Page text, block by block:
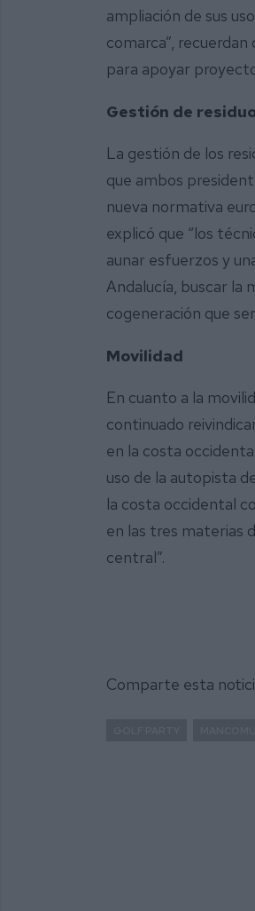
ampliación de sus
comarca”,
para apoyar
Gestión de
La gestión de los
que ambos
nueva normativa
explicó que “los
aunar esfuerzos y
Andalucía, buscar la
cogeneración que
Movilidad
En cuanto a la
continuado
en la costa
uso de la autopista
la costa occidental
en las tres materias
central”.
Comparte esta